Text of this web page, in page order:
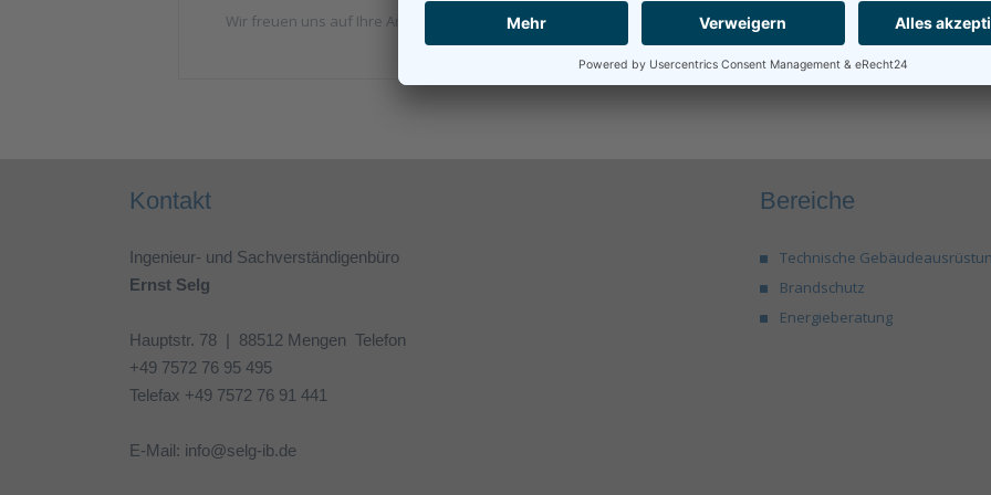
Wir freuen uns auf Ihre Anfrage und die Zusammenarbeit!
Kontakt
Ingenieur- und Sachverständigenbüro
Ernst Selg
Hauptstr. 78 | 88512 Mengen Telefon
+49 7572 76 95 495
Telefax +49 7572 76 91 441
E-Mail: info@selg-ib.de
Bereiche
Technische
Brandschutz
Energieberatung